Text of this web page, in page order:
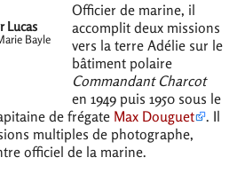
Lucas
Bayle
Officier de marine, il
accomplit deux missions
vers la terre Adélie sur le
bâtiment polaire
Commandant Charcot
en 1949 puis 1950 sous le
de frégate Max Douguet
. Il
multiples de photographe,
officiel de la marine.